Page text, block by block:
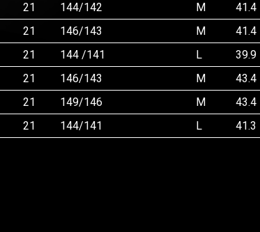
21 144/142 M 41.4
21 146/143 M 41.4
21 144 /141 L 39.9
21 146/143 M 43.4
21 149/146 M 43.4
21 144/141 L 41.3